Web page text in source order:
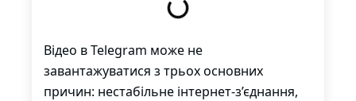
Відео в Telegram може не
завантажуватися з трьох основних
причин: нестабільне інтернет-з’єднання,